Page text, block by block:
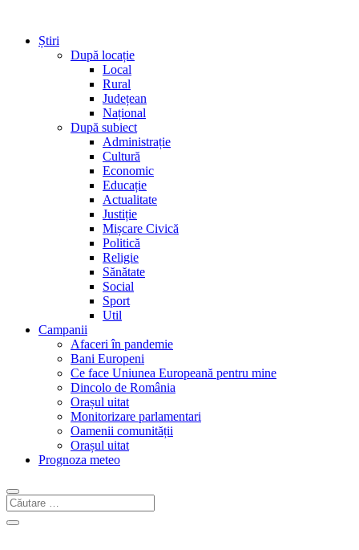
Știri
După locație
Local
Rural
Județean
Național
După subiect
Administrație
Cultură
Economic
Educație
Actualitate
Justiție
Mișcare Civică
Politică
Religie
Sănătate
Social
Sport
Util
Campanii
Afaceri în pandemie
Bani Europeni
Ce face Uniunea Europeană pentru mine
Dincolo de România
Orașul uitat
Monitorizare parlamentari
Oamenii comunității
Orașul uitat
Prognoza meteo